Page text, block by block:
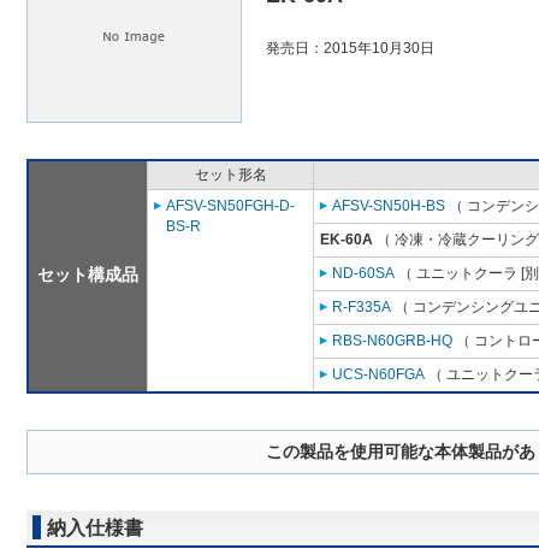
発売日：2015年10月30日
セット構成品
セット形名
AFSV-SN50FGH-D-
BS-R
AFSV-SN50H-BS （ コンデン
EK-60A （ 冷凍・冷蔵クーリン
ND-60SA （ ユニットクーラ [
R-F335A （ コンデンシングユ
RBS-N60GRB-HQ （ コント
UCS-N60FGA （ ユニットク
この製品を使用可能な本体製品が
納入仕様書